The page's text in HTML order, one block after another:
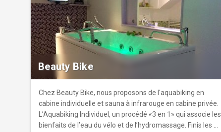
Beauty Bike
Chez Beauty Bike, nous proposons de l'aquabiking en
cabine individuelle et sauna à infrarouge en cabine privée.
L’Aquabiking Individuel, un procédé «3 en 1» qui associe les
bienfaits de l’eau du vélo et de l’hydromassage. Finis les «